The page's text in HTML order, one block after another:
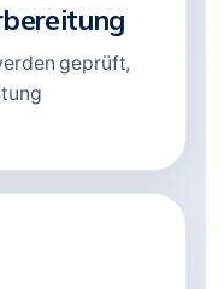
geprüft,